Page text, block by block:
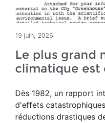
19 juin, 2026
Le plus grand
climatique est
Dès 1982, un rapport
d'effets
réductions drastiques